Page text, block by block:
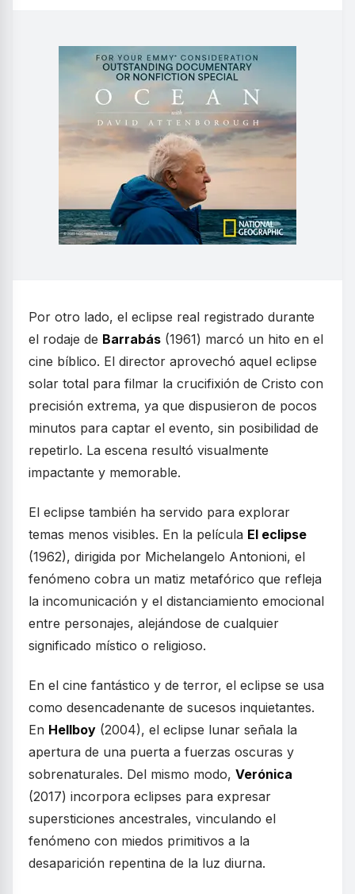
Por otro lado, el eclipse real registrado durante
el rodaje de Barrabás (1961) marcó un hito en el
cine bíblico. El director aprovechó aquel eclipse
solar total para filmar la crucifixión de Cristo con
precisión extrema, ya que dispusieron de pocos
minutos para captar el evento, sin posibilidad de
repetirlo. La escena resultó visualmente
impactante y memorable.
El eclipse también ha servido para explorar
temas menos visibles. En la película El eclipse
(1962), dirigida por Michelangelo Antonioni, el
fenómeno cobra un matiz metafórico que refleja
la incomunicación y el distanciamiento emocional
entre personajes, alejándose de cualquier
significado místico o religioso.
En el cine fantástico y de terror, el eclipse se usa
como desencadenante de sucesos inquietantes.
En Hellboy (2004), el eclipse lunar señala la
apertura de una puerta a fuerzas oscuras y
sobrenaturales. Del mismo modo, Verónica
(2017) incorpora eclipses para expresar
supersticiones ancestrales, vinculando el
fenómeno con miedos primitivos a la
desaparición repentina de la luz diurna.